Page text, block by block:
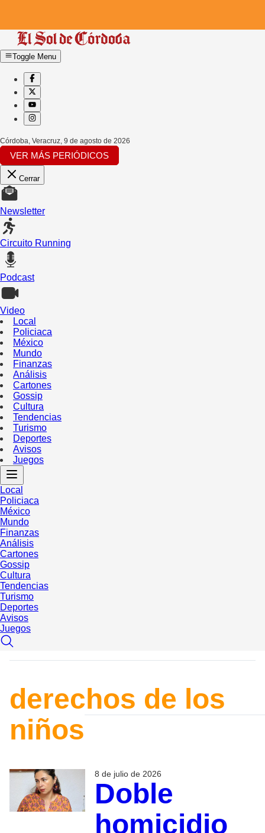
Toggle Menu
Córdoba, Veracruz 9 de agosto de 2026
VER MÁS PERIÓDICOS
Cerrar
Newsletter
Circuito Running
Podcast
Video
Local
Policiaca
México
Mundo
Finanzas
Análisis
Cartones
Gossip
Cultura
Tendencias
Turismo
Deportes
Avisos
Juegos
Local
Policiaca
México
Mundo
Finanzas
Análisis
Cartones
Gossip
Cultura
Tendencias
Turismo
Deportes
Avisos
Juegos
derechos de los
niños
8 de julio de 2026
Doble
homicidio